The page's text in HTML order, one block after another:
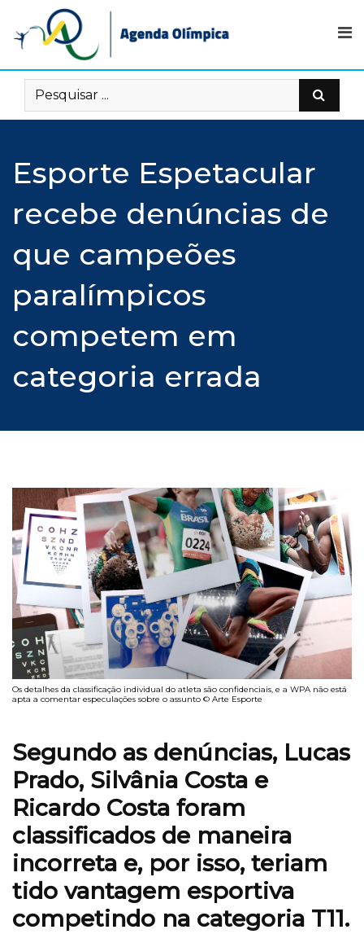
content
Esporte Espetacular
recebe denúncias de
que campeões
paralímpicos
competem em
categoria errada
Os detalhes da classificação individual do atleta são confidenciais, e a WPA não está
apta a comentar especulações sobre o assunto © Arte Esporte
Segundo as denúncias, Lucas
Prado, Silvânia Costa e
Ricardo Costa foram
classificados de maneira
incorreta e, por isso, teriam
tido vantagem esportiva
competindo na categoria T11.